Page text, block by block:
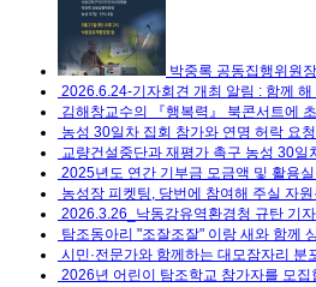
박중록 공동집행위원
2026.6.24-기자회견 개최 알림 : 함께
김해창교수의 『행복력』 북콘서트에
농성 30일차 집회 참가와 연명 허락 요청
교량건설중단과 재평가 촉구 농성 30일
2025년도 연간 기부금 모금액 및 활용
농성장 피켓팅, 당번에 참여해 주실 자
2026.3.26_낙동강유역환경청 규탄 기
탐조동아리 "조잘조잘" 이랑 새와 함께
시민·전문가와 함께하는 대모잠자리 분
2026년 어린이 탐조학교 참가자를 모집